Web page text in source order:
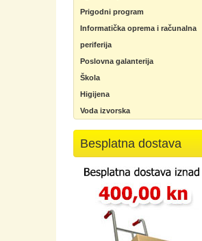
Prigodni program
Informatička oprema i računalna
periferija
Poslovna galanterija
Škola
Higijena
Voda izvorska
Besplatna dostava